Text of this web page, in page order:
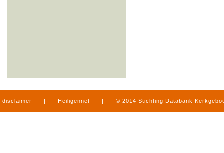
disclaimer | Heiligennet | © 2014 Stichting Databank